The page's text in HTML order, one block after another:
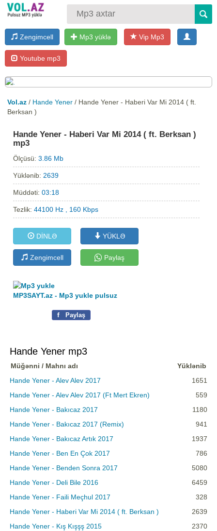
Zengimcell Mp3 yüklə Vip Mp3
Youtube mp3
Vol.az / Hande Yener / Hande Yener - Haberi Var Mi 2014 ( ft.
Berksan )
Hande Yener - Haberi Var Mi 2014 ( ft. Berksan )
mp3
Ölçüsü:3.86 Mb
Yüklənib: 2639
Müddəti:03:18
Tezlik:44100 Hz , 160 Kbps
DİNLƏ YÜKLƏ
Zengimcell Paylaş
MP3SAYT.az - Mp3 yukle pulsuz
f Paylaş
Hande Yener mp3
Müğənni / Mahnı adı
Yüklənib
Hande Yener - Alev Alev 2017
1651
Hande Yener - Alev Alev 2017 (Ft Mert Ekren)
559
Hande Yener - Bakıcaz 2017
1180
Hande Yener - Bakıcaz 2017 (Remix)
941
Hande Yener - Bakıcaz Artık 2017
1937
Hande Yener - Ben En Çok 2017
786
Hande Yener - Benden Sonra 2017
5080
Hande Yener - Deli Bile 2016
6459
Hande Yener - Faili Meçhul 2017
328
Hande Yener - Haberi Var Mi 2014 ( ft. Berksan )
2639
Hande Yener - Kış Kışşş 2015
2370